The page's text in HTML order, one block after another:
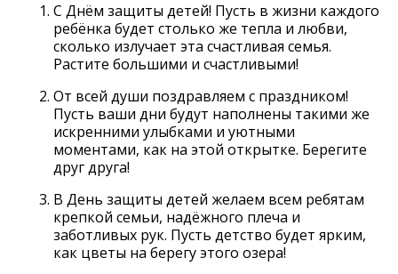
С Днём защиты детей! Пусть в жизни каждого
ребёнка будет столько же тепла и любви,
сколько излучает эта счастливая семья.
Растите большими и счастливыми!
От всей души поздравляем с праздником!
Пусть ваши дни будут наполнены такими же
искренними улыбками и уютными
моментами, как на этой открытке. Берегите
друг друга!
В День защиты детей желаем всем ребятам
крепкой семьи, надёжного плеча и
заботливых рук. Пусть детство будет ярким,
как цветы на берегу этого озера!